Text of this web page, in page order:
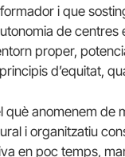
i que
de
proper,
d’equitat,
anomenem de
i organitzatiu
en poc temps,